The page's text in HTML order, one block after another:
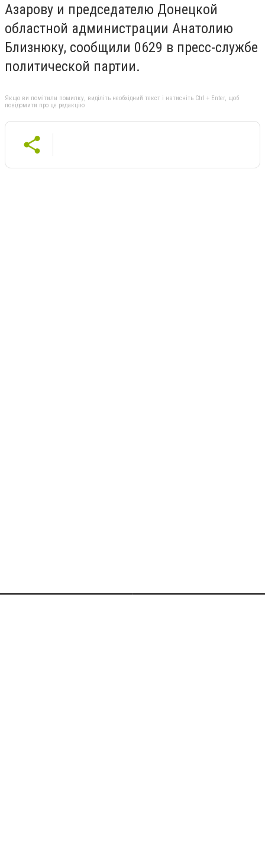
Азарову и председателю Донецкой
областной администрации Анатолию
Близнюку, сообщили 0629 в пресс-службе
политической партии.
Якщо ви помітили помилку, виділіть необхідний текст і натисніть Ctrl + Enter, щоб
повідомити про це редакцію